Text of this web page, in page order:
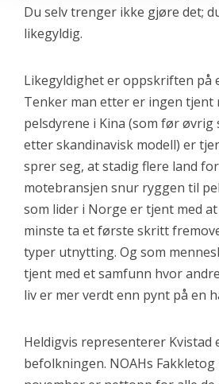
Du selv trenger ikke gjøre det;
likegyldig.
Likegyldighet er oppskriften på
Tenker man etter er ingen tjent
pelsdyrene i Kina (som før
etter skandinavisk modell) er
sprer seg, at stadig flere land
motebransjen snur ryggen til
som lider i Norge er tjent med
minste ta et første skritt
typer utnytting. Og som
tjent med et samfunn hvor
liv er mer verdt enn pynt på en
Heldigvis representerer Kvistad
befolkningen. NOAHs Fakkletog